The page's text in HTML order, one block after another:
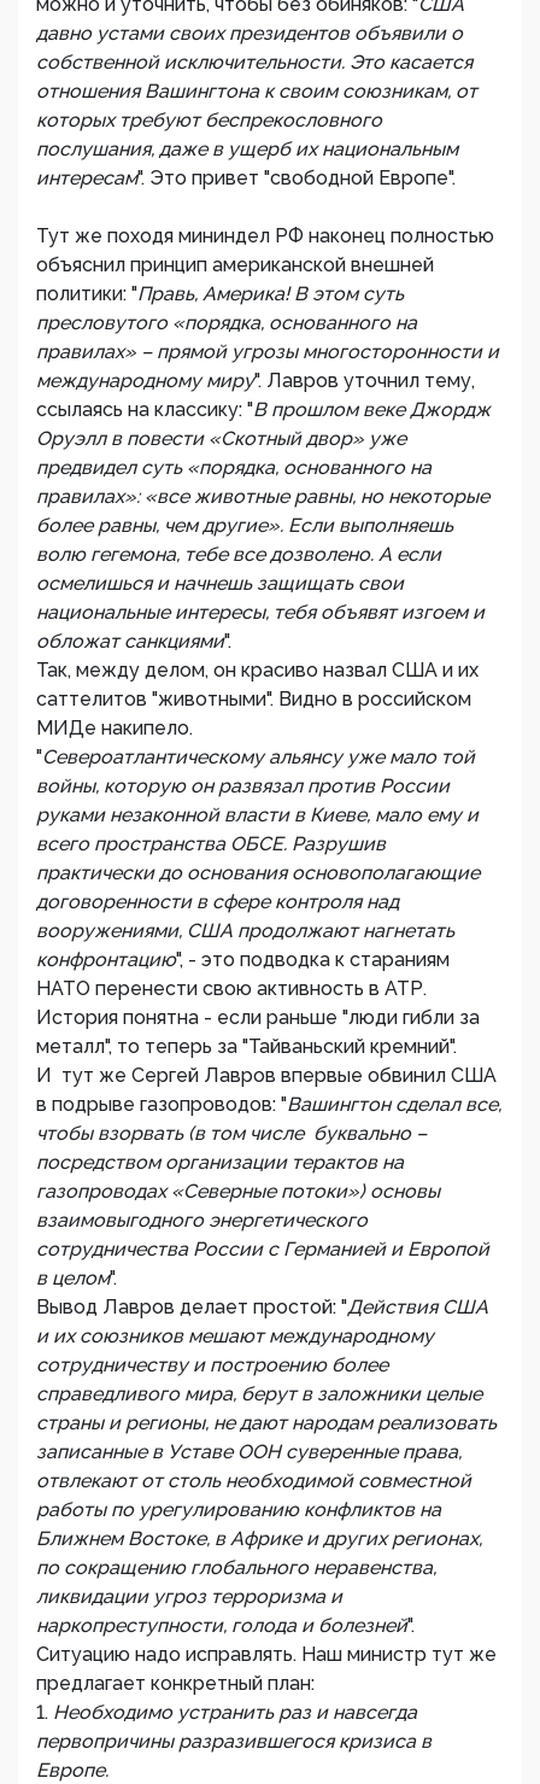
давно устами своих президентов объявили о
собственной исключительности. Это касается
отношения Вашингтона к своим союзникам, от
которых требуют беспрекословного
послушания, даже в ущерб их национальным
интересам". Это привет "свободной Европе".
Тут же походя мининдел РФ наконец полностью
объяснил принцип американской внешней
политики: "Правь, Америка! В этом суть
пресловутого «порядка, основанного на
правилах» – прямой угрозы многосторонности и
международному миру". Лавров уточнил тему,
ссылаясь на классику: "В прошлом веке Джордж
Оруэлл в повести «Скотный двор» уже
предвидел суть «порядка, основанного на
правилах»: «все животные равны, но некоторые
более равны, чем другие». Если выполняешь
волю гегемона, тебе все дозволено. А если
осмелишься и начнешь защищать свои
национальные интересы, тебя объявят изгоем и
обложат санкциями".
Так, между делом, он красиво назвал США и их
саттелитов "животными". Видно в российском
МИДе накипело.
"Североатлантическому альянсу уже мало той
войны, которую он развязал против России
руками незаконной власти в Киеве, мало ему и
всего пространства ОБСЕ. Разрушив
практически до основания основополагающие
договоренности в сфере контроля над
вооружениями, США продолжают нагнетать
конфронтацию", - это подводка к стараниям
НАТО перенести свою активность в АТР.
История понятна - если раньше "люди гибли за
металл", то теперь за "Тайваньский кремний".
И тут же Сергей Лавров впервые обвинил США
в подрыве газопроводов: "Вашингтон сделал все,
чтобы взорвать (в том числе буквально –
посредством организации терактов на
газопроводах «Северные потоки») основы
взаимовыгодного энергетического
сотрудничества России с Германией и Европой
в целом".
Вывод Лавров делает простой: "Действия США
и их союзников мешают международному
сотрудничеству и построению более
справедливого мира, берут в заложники целые
страны и регионы, не дают народам реализовать
записанные в Уставе ООН суверенные права,
отвлекают от столь необходимой совместной
работы по урегулированию конфликтов на
Ближнем Востоке, в Африке и других регионах,
по сокращению глобального неравенства,
ликвидации угроз терроризма и
наркопреступности, голода и болезней".
Ситуацию надо исправлять. Наш министр тут же
предлагает конкретный план:
1. Необходимо устранить раз и навсегда
первопричины разразившегося кризиса в
Европе.